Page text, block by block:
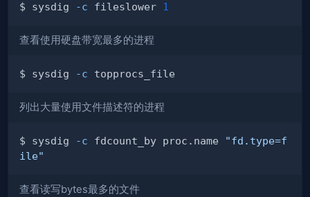
$ sysdig -c fileslower 1
查看使用硬盘带宽最多的进程
$ sysdig -c
列出大量使用文件描述符的进程
$ sysdig -c fdcount_by proc.name
"fd.type=f
ile"
查看读写bytes最多的文件